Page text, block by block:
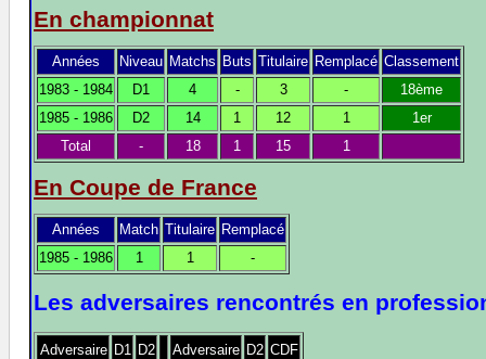
En championnat
Années Niveau Matchs Buts Titulaire Remplacé Classement
1983 - 1984
D1 4 - 3 -
18ème
1985 - 1986
D2 14 1 12 1
1er
Total
- 18 1 15 1
En Coupe de France
Années Match Titulaire Remplacé
1985 - 1986
1 1 -
Les adversaires rencontrés en
Adversaire D1 D2 Adversaire D2 CDF